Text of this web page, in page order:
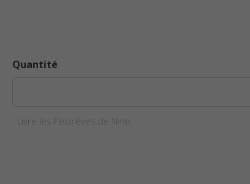
Quantité
Livre les Pedirêves de Nine